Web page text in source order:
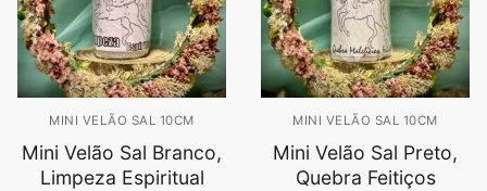
MINI VELÃO SAL 10CM
Mini Velão Sal Branco,
Limpeza Espiritual
MINI VELÃO SAL 10CM
Mini Velão Sal Preto,
Quebra Feitiços